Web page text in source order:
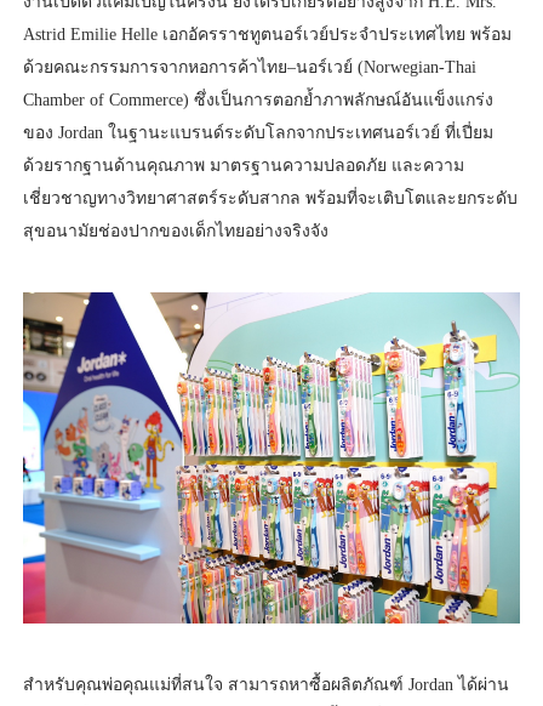
Astrid Emilie Helle เอกอัครราชทูตนอร์เวย์ประจำประเทศไทย พร้อม
ด้วยคณะกรรมการจากหอการค้าไทย–นอร์เวย์ (Norwegian-Thai
Chamber of Commerce) ซึ่งเป็นการตอกย้ำภาพลักษณ์อันแข็งแกร่ง
ของ Jordan ในฐานะแบรนด์ระดับโลกจากประเทศนอร์เวย์ ที่เปี่ยม
ด้วยรากฐานด้านคุณภาพ มาตรฐานความปลอดภัย และความ
เชี่ยวชาญทางวิทยาศาสตร์ระดับสากล พร้อมที่จะเติบโตและยกระดับ
สุขอนามัยช่องปากของเด็กไทยอย่างจริงจัง
สำหรับคุณพ่อคุณแม่ที่สนใจ สามารถหาซื้อผลิตภัณฑ์ Jordan ได้ผ่าน